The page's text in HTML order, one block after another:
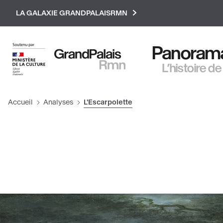
LA GALAXIE GRANDPALAISRMN
L’histoire
Accueil Analyses L'Escarpolette